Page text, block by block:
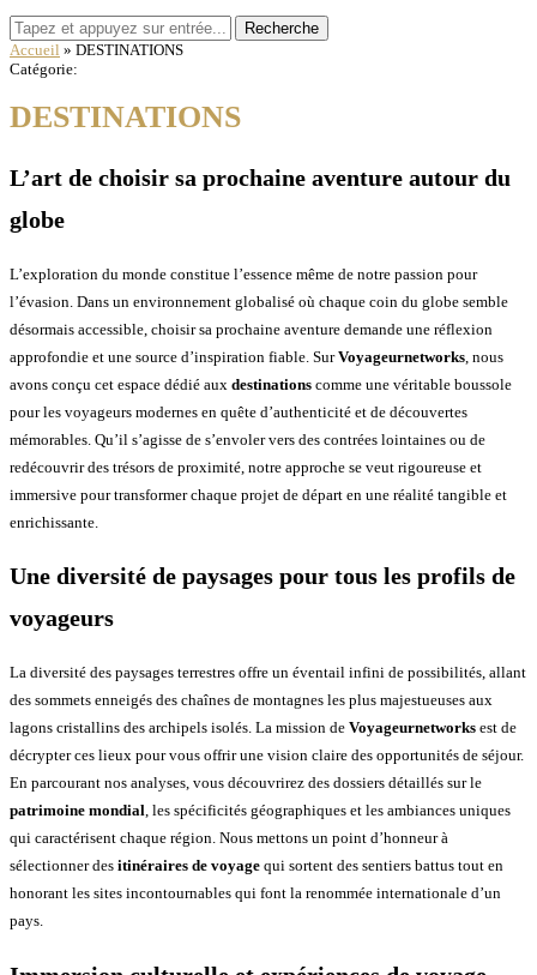
Recherche
Accueil » DESTINATIONS
Catégorie:
DESTINATIONS
L’art de choisir sa prochaine aventure autour du
globe
L’exploration du monde constitue l’essence même de notre passion pour
l’évasion. Dans un environnement globalisé où chaque coin du globe semble
désormais accessible, choisir sa prochaine aventure demande une réflexion
approfondie et une source d’inspiration fiable. SurVoyageurnetworks , nous
avons conçu cet espace dédié aux destinations comme une véritable boussole
pour les voyageurs modernes en quête d’authenticité et de découvertes
mémorables. Qu’il s’agisse de s’envoler vers des contrées lointaines ou de
redécouvrir des trésors de proximité, notre approche se veut rigoureuse et
immersive pour transformer chaque projet de départ en une réalité tangible et
enrichissante.
Une diversité de paysages pour tous les profils de
voyageurs
La diversité des paysages terrestres offre un éventail infini de possibilités, allant
des sommets enneigés des chaînes de montagnes les plus majestueuses aux
lagons cristallins des archipels isolés. La mission de Voyageurnetworks est de
décrypter ces lieux pour vous offrir une vision claire des opportunités de séjour.
En parcourant nos analyses, vous découvrirez des dossiers détaillés sur le
patrimoine mondial, les spécificités géographiques et les ambiances uniques
qui caractérisent chaque région. Nous mettons un point d’honneur à
sélectionner des itinéraires de voyage qui sortent des sentiers battus tout en
honorant les sites incontournables qui font la renommée internationale d’un
pays.